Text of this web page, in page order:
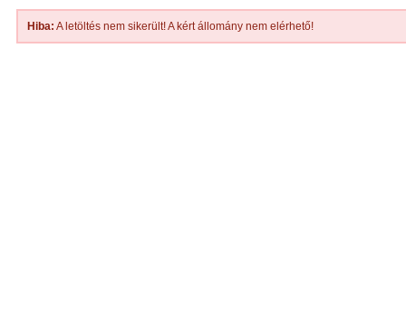
Hiba: A letöltés nem sikerült! A kért állomány nem elérhető!